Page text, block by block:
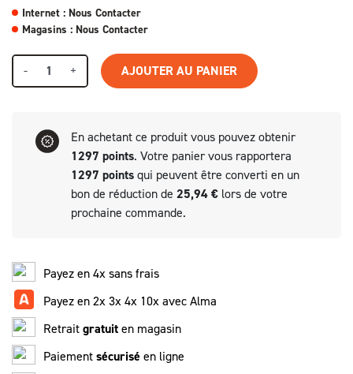
Internet : Nous Contacter
Magasins : Nous Contacter
- + AJOUTER AU PANIER
En achetant ce produit vous pouvez obtenir
1297 points. Votre panier vous rapportera
1297 pointsqui peuvent être converti en un
bon de réduction de 25,94 €lors de votre
prochaine commande.
Payez en 4x sans frais
Payez en 2x 3x 4x 10x avec Alma
Retraitgratuiten magasin
Paiementsécurisé en ligne